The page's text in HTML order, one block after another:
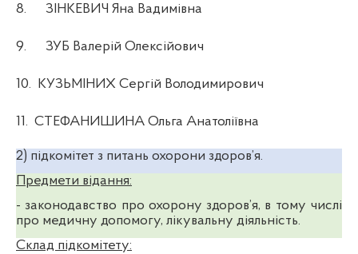
8. ЗІНКЕВИЧ Яна Вадимівна
9. ЗУБ Валерій Олексійович
10. КУЗЬМІНИХ Сергій Володимирович
11. СТЕФАНИШИНА Ольга Анатоліївна
2) підкомітет з питань охорони здоров’я.
Предмети відання:
- законодавство про охорону здоров’я, в тому числі
про медичну допомогу, лікувальну діяльність.
Склад підкомітету: